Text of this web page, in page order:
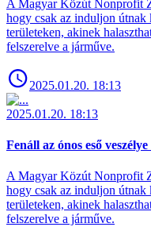
A Magyar Közút Nonprofit
hogy csak az induljon útnak
területeken, akinek
felszerelve a járműve.
2025.01.20. 18:13
2025.01.20. 18:13
Fenáll az ónos eső
A Magyar Közút Nonprofit
hogy csak az induljon útnak
területeken, akinek
felszerelve a járműve.